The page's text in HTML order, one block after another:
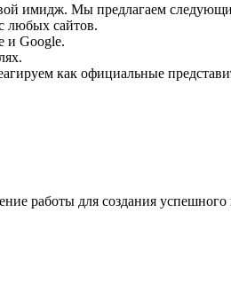
имидж. Мы предлагаем
любых сайтов.
и Google.
как официальные
работы для создания